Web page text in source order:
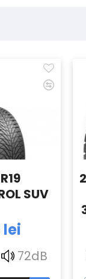
SUV
lei
72dB